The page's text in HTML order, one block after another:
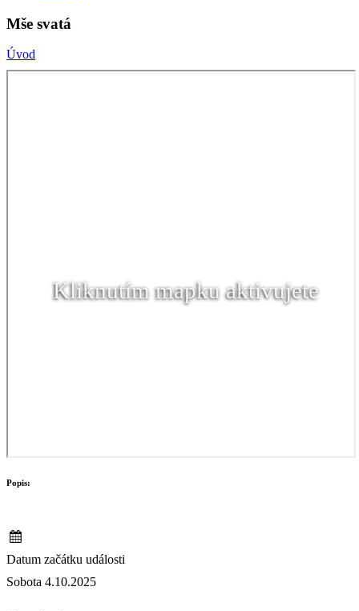
Mše svatá
Úvod
Kliknutím mapku aktivujete
Popis:
Datum začátku události
Sobota 4.10.2025